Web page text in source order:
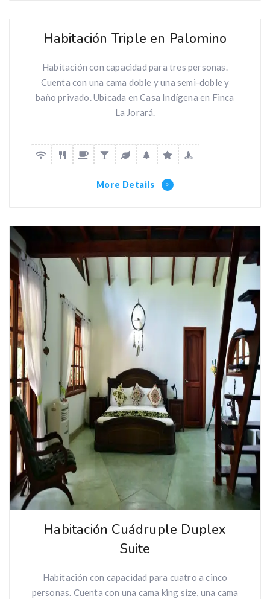
Habitación Triple en Palomino
Habitación con capacidad para tres personas.
Cuenta con una cama doble y una semi-doble y
baño privado. Ubicada en Casa Indígena en Finca
La Jorará.
More Details
Habitación Cuádruple Duplex
Suite
Habitación con capacidad para cuatro a cinco
personas. Cuenta con una cama king size, una cama